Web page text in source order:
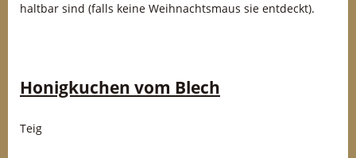
haltbar sind (falls keine Weihnachtsmaus sie entdeckt).
Honigkuchen vom Blech
Teig